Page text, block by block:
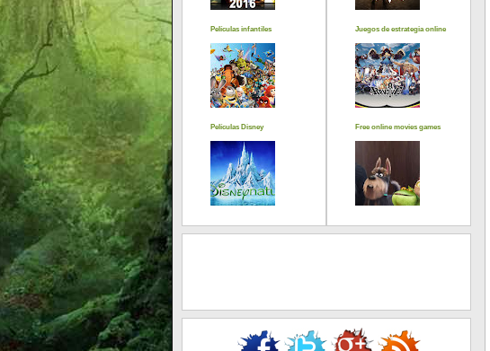
Películas infantiles
Películas Disney
Juegos de estrategia online
Free online movies games